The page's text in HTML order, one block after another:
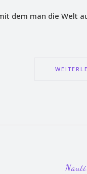
dem man die Welt